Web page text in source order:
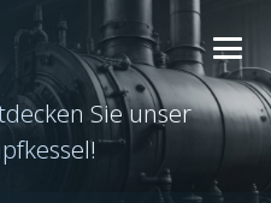
Sie unser